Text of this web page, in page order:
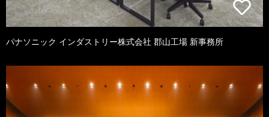
パナソニック インダストリー株式会社 郡山工場 新事務所